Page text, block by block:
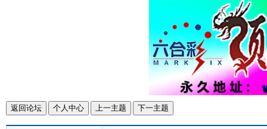
返回论坛 个人中心 上一主题 下一主题